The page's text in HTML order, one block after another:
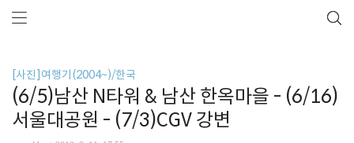
[사진]여행기(2004~)/한국
(6/5)남산 N타워 & 남산 한옥마을 - (6/16)
서울대공원 - (7/3)CGV 강변